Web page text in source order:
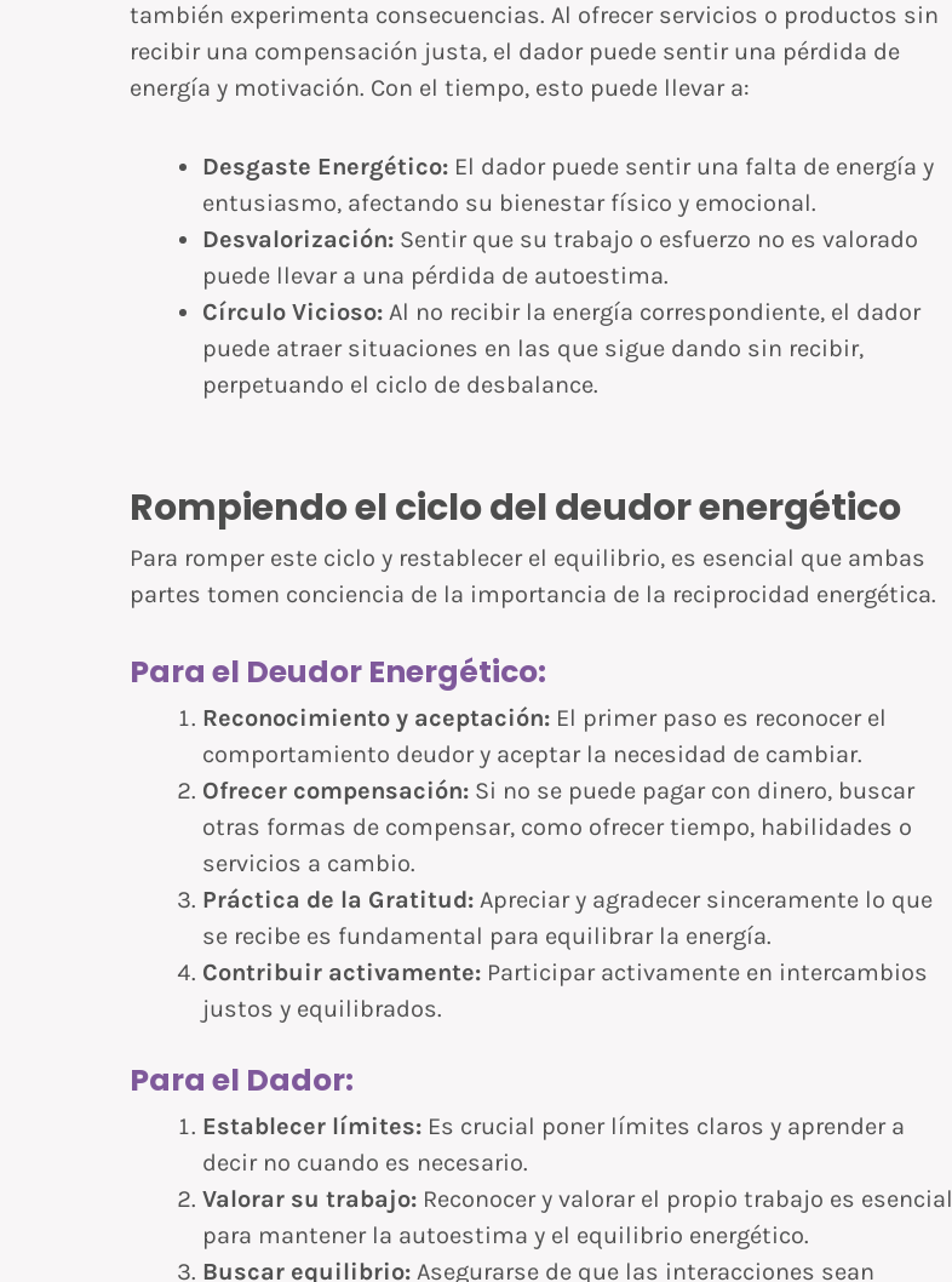
también experimenta consecuencias. Al ofrecer servicios o productos sin
recibir una compensación justa, el dador puede sentir una pérdida de
energía y motivación. Con el tiempo, esto puede llevar a:
Desgaste Energético: El dador puede sentir una falta de energía y
entusiasmo, afectando su bienestar físico y emocional.
Desvalorización: Sentir que su trabajo o esfuerzo no es valorado
puede llevar a una pérdida de autoestima.
Círculo Vicioso: Al no recibir la energía correspondiente, el dador
puede atraer situaciones en las que sigue dando sin recibir,
perpetuando el ciclo de desbalance.
Rompiendo el ciclo del deudor energético
Para romper este ciclo y restablecer el equilibrio, es esencial que ambas
partes tomen conciencia de la importancia de la reciprocidad energética.
Para el Deudor Energético:
Reconocimiento y aceptación: El primer paso es reconocer el
comportamiento deudor y aceptar la necesidad de cambiar.
Ofrecer compensación: Si no se puede pagar con dinero, buscar
otras formas de compensar, como ofrecer tiempo, habilidades o
servicios a cambio.
Práctica de la Gratitud: Apreciar y agradecer sinceramente lo que
se recibe es fundamental para equilibrar la energía.
Contribuir activamente: Participar activamente en intercambios
justos y equilibrados.
Para el Dador:
Establecer límites: Es crucial poner límites claros y aprender a
decir no cuando es necesario.
Valorar su trabajo: Reconocer y valorar el propio trabajo es esencial
para mantener la autoestima y el equilibrio energético.
Buscar equilibrio: Asegurarse de que las interacciones sean